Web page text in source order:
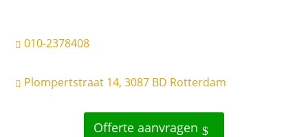
 010-2378408
 Plompertstraat 14, 3087 BD Rotterdam
Offerte aanvragen